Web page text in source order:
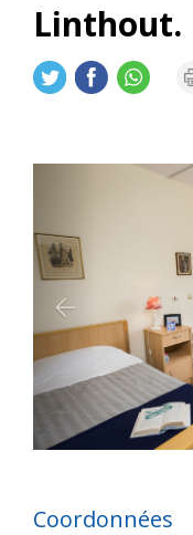
Linthout.
Précédent
Coordonnées